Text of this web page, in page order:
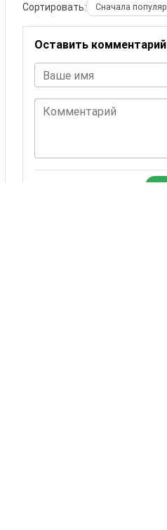
Сортировать:
Оставить комментарий
Ваше имя
Комментарий